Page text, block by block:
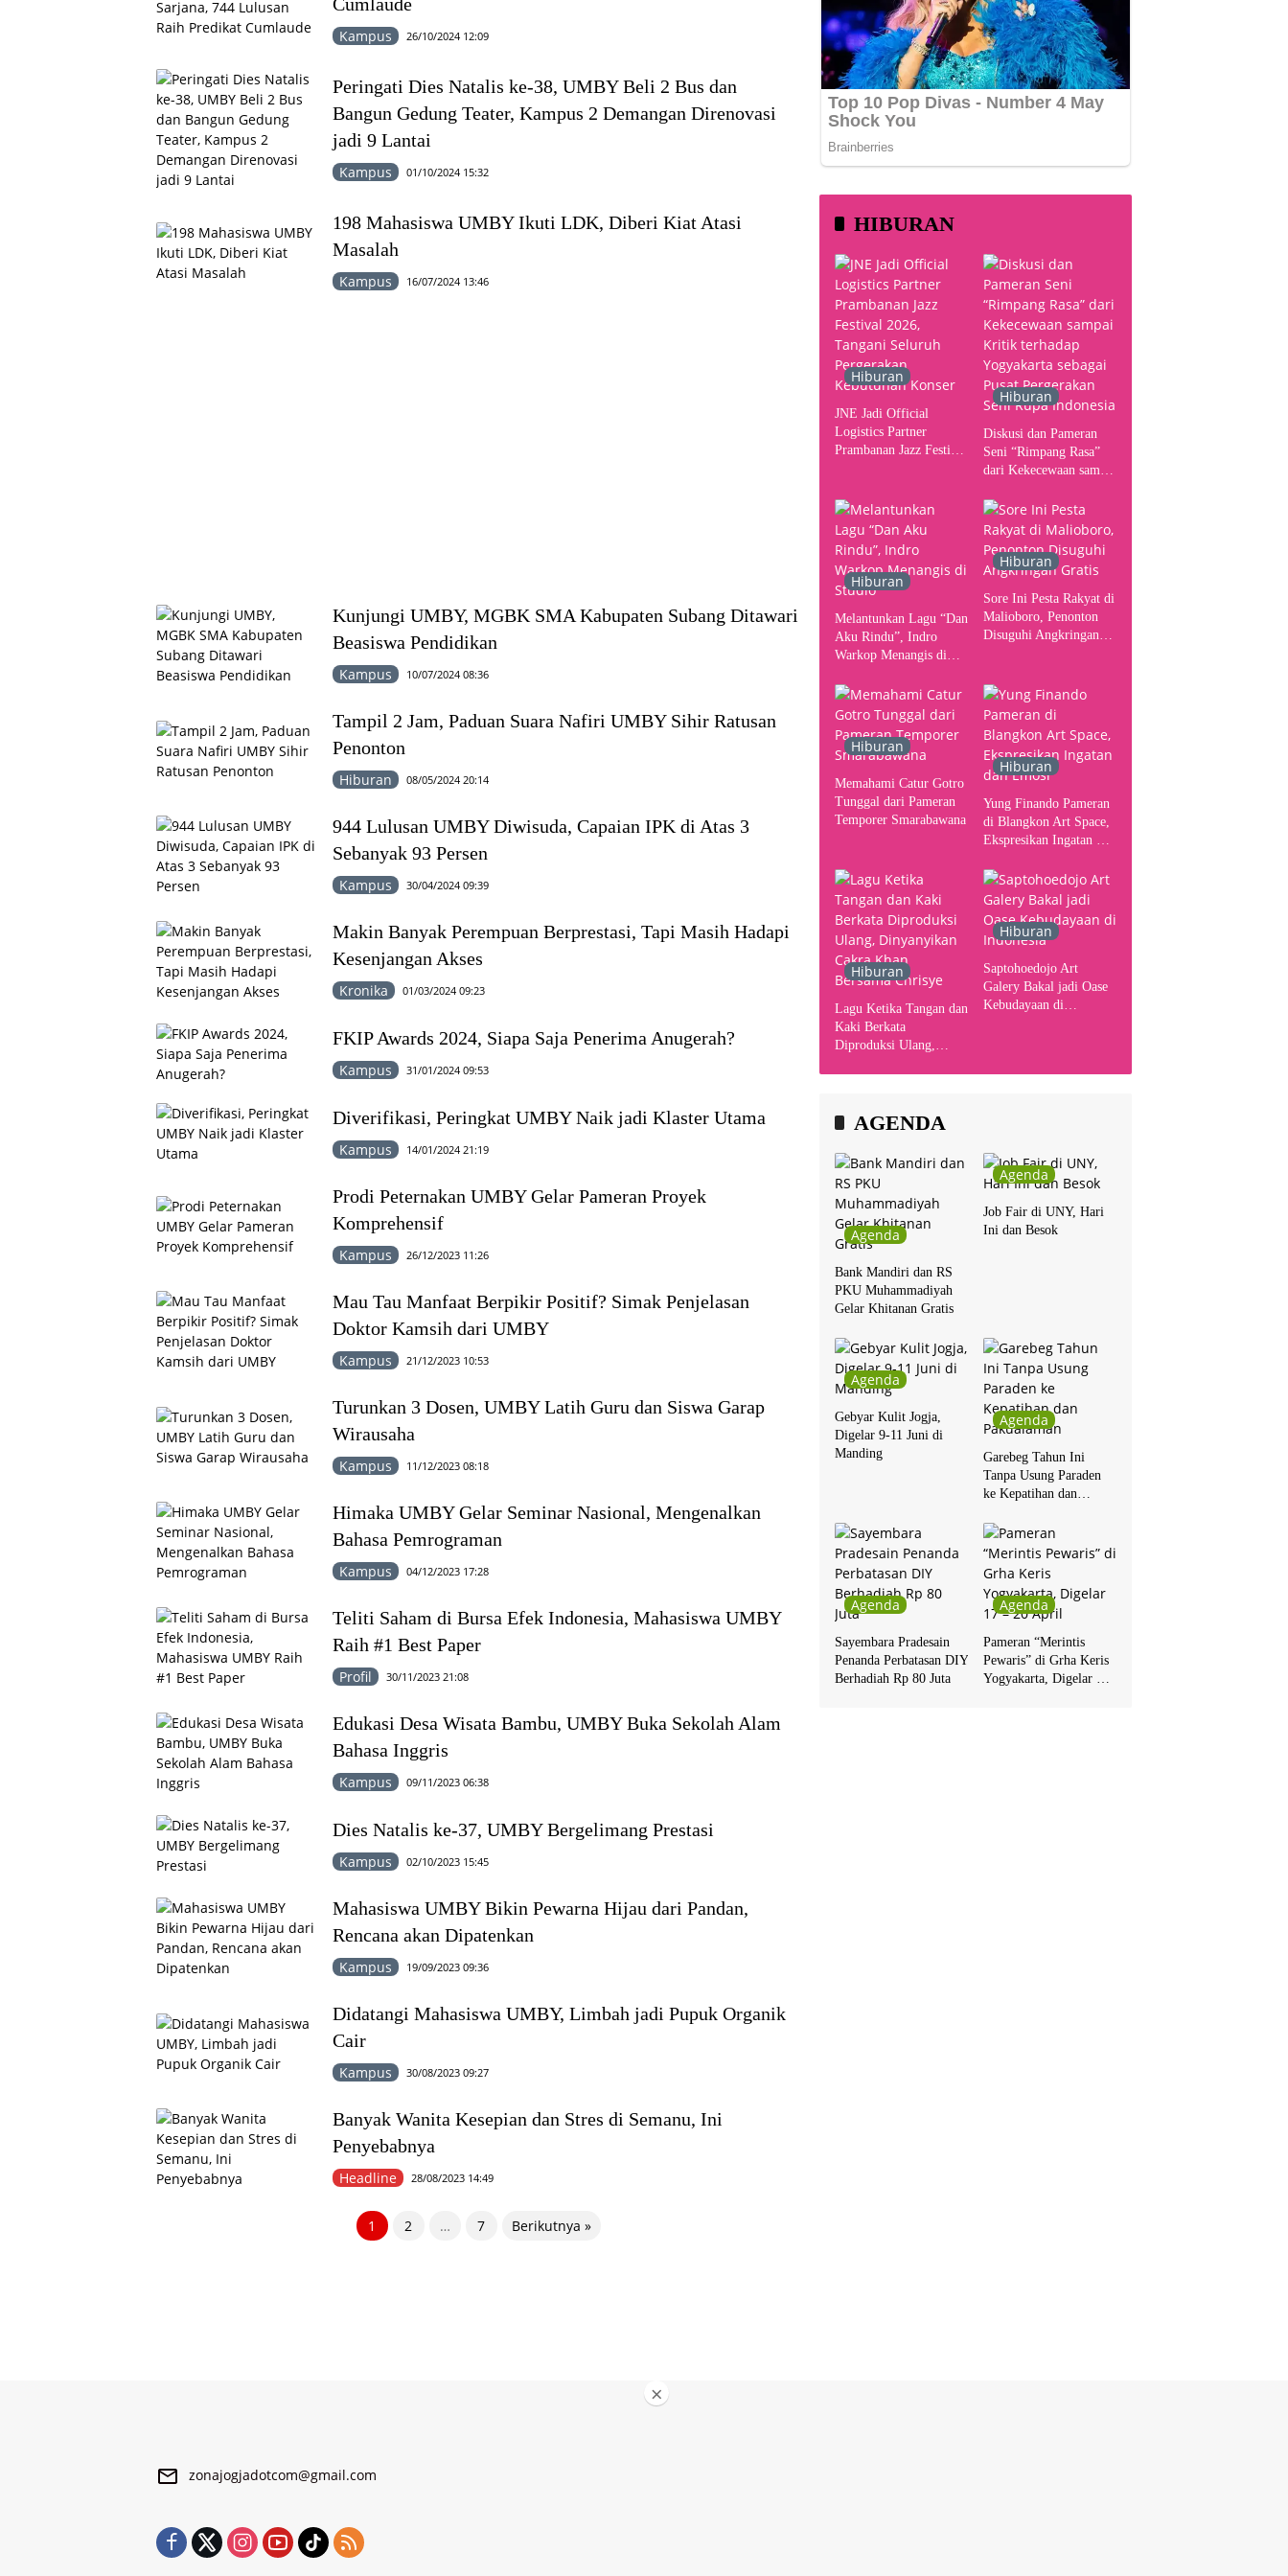
Kampus 26/10/2024 12:09
Peringati Dies Natalis ke-38, UMBY Beli 2 Bus dan
Bangun Gedung Teater, Kampus 2 Demangan Direnovasi
jadi 9 Lantai
Kampus 01/10/2024 15:32
198 Mahasiswa UMBY Ikuti LDK, Diberi Kiat Atasi
Masalah
Kampus 16/07/2024 13:46
Kunjungi UMBY, MGBK SMA Kabupaten Subang Ditawari
Beasiswa Pendidikan
Kampus 10/07/2024 08:36
Tampil 2 Jam, Paduan Suara Nafiri UMBY Sihir Ratusan
Penonton
Hiburan 08/05/2024 20:14
944 Lulusan UMBY Diwisuda, Capaian IPK di Atas 3
Sebanyak 93 Persen
Kampus 30/04/2024 09:39
Makin Banyak Perempuan Berprestasi, Tapi Masih Hadapi
Kesenjangan Akses
Kronika 01/03/2024 09:23
FKIP Awards 2024, Siapa Saja Penerima Anugerah?
Kampus 31/01/2024 09:53
Diverifikasi, Peringkat UMBY Naik jadi Klaster Utama
Kampus 14/01/2024 21:19
Prodi Peternakan UMBY Gelar Pameran Proyek
Komprehensif
Kampus 26/12/2023 11:26
Mau Tau Manfaat Berpikir Positif? Simak Penjelasan
Doktor Kamsih dari UMBY
Kampus 21/12/2023 10:53
Turunkan 3 Dosen, UMBY Latih Guru dan Siswa Garap
Wirausaha
Kampus 11/12/2023 08:18
Himaka UMBY Gelar Seminar Nasional, Mengenalkan
Bahasa Pemrograman
Kampus 04/12/2023 17:28
Teliti Saham di Bursa Efek Indonesia, Mahasiswa UMBY
Raih #1 Best Paper
Profil 30/11/2023 21:08
Edukasi Desa Wisata Bambu, UMBY Buka Sekolah Alam
Bahasa Inggris
Kampus 09/11/2023 06:38
Dies Natalis ke-37, UMBY Bergelimang Prestasi
Kampus 02/10/2023 15:45
Mahasiswa UMBY Bikin Pewarna Hijau dari Pandan,
Rencana akan Dipatenkan
Kampus 19/09/2023 09:36
Didatangi Mahasiswa UMBY, Limbah jadi Pupuk Organik
Cair
Kampus 30/08/2023 09:27
Banyak Wanita Kesepian dan Stres di Semanu, Ini
Penyebabnya
Headline 28/08/2023 14:49
1 2 … 7 Berikutnya »
HIBURAN
Hiburan
JNE Jadi Official
Logistics Partner
Prambanan Jazz Festival
Konser
Hiburan
Diskusi dan Pameran
Seni “Rimpang Rasa”
dari Kekecewaan sampai
Yogyakarta sebagai
Pusat Pergerakan Seni
Rupa Indonesia
Hiburan
Melantunkan Lagu “Dan
Aku Rindu”, Indro
Warkop Menangis di
Hiburan
Sore Ini Pesta Rakyat di
Malioboro, Penonton
Disuguhi Angkringan
Hiburan
Memahami Catur Gotro
Tunggal dari Pameran
Temporer Smarabawana
Hiburan
Yung Finando Pameran
di Blangkon Art Space,
Ekspresikan Ingatan dan
Hiburan
Lagu Ketika Tangan dan
Kaki Berkata
Diproduksi Ulang,
Hiburan
Saptohoedojo Art
Galery Bakal jadi Oase
Kebudayaan di
AGENDA
Agenda
Bank Mandiri dan RS
PKU Muhammadiyah
Gelar Khitanan Gratis
Agenda
Job Fair di UNY, Hari
Ini dan Besok
Agenda
Gebyar Kulit Jogja,
Digelar 9-11 Juni di
Manding
Agenda
Garebeg Tahun Ini
Tanpa Usung Paraden
ke Kepatihan dan
Agenda
Sayembara Pradesain
Penanda Perbatasan DIY
Berhadiah Rp 80 Juta
Agenda
Pameran “Merintis
Pewaris” di Grha Keris
Yogyakarta, Digelar 17
zonajogjadotcom@gmail.com
×